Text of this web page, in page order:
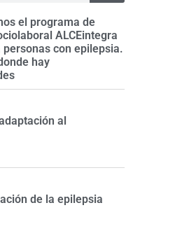
el programa de
ALCEintegra
personas con epilepsia.
hay
al
de la epilepsia